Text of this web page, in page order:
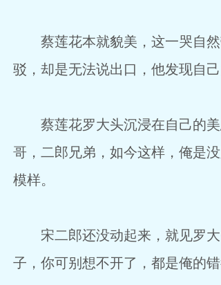
蔡莲花本就貌美，这一哭自然
驳，却是无法说出口，他发现自
蔡莲花罗大头沉浸在自己的美
哥，二郎兄弟，如今这样，俺是
模样。
宋二郎还没动起来，就见罗大
子，你可别想不开了，都是俺的